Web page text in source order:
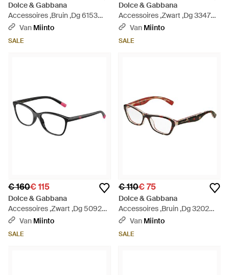
Dolce & Gabbana
Accessoires ,Bruin ,Dg 6153
Zonnebril - Bruin
Van Miinto
SALE
Dolce & Gabbana
Accessoires ,Zwart ,Dg 3347
Optisch Montuur - Bruin
Van Miinto
SALE
€ 160€ 115
Dolce & Gabbana
Accessoires ,Zwart ,Dg 5092
Optisch Montuur - Bruin
Van Miinto
SALE
€ 110€ 75
Dolce & Gabbana
Accessoires ,Bruin ,Dg 3202
Optisch Montuur - Bruin
Van Miinto
SALE